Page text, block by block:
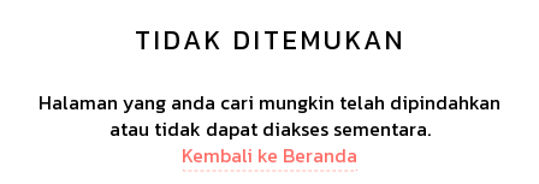
TIDAK DITEMUKAN
Halaman yang anda cari mungkin telah dipindahkan
atau tidak dapat diakses sementara.
Kembali ke Beranda